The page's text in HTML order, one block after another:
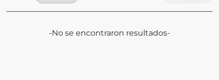
-No se encontraron resultados-